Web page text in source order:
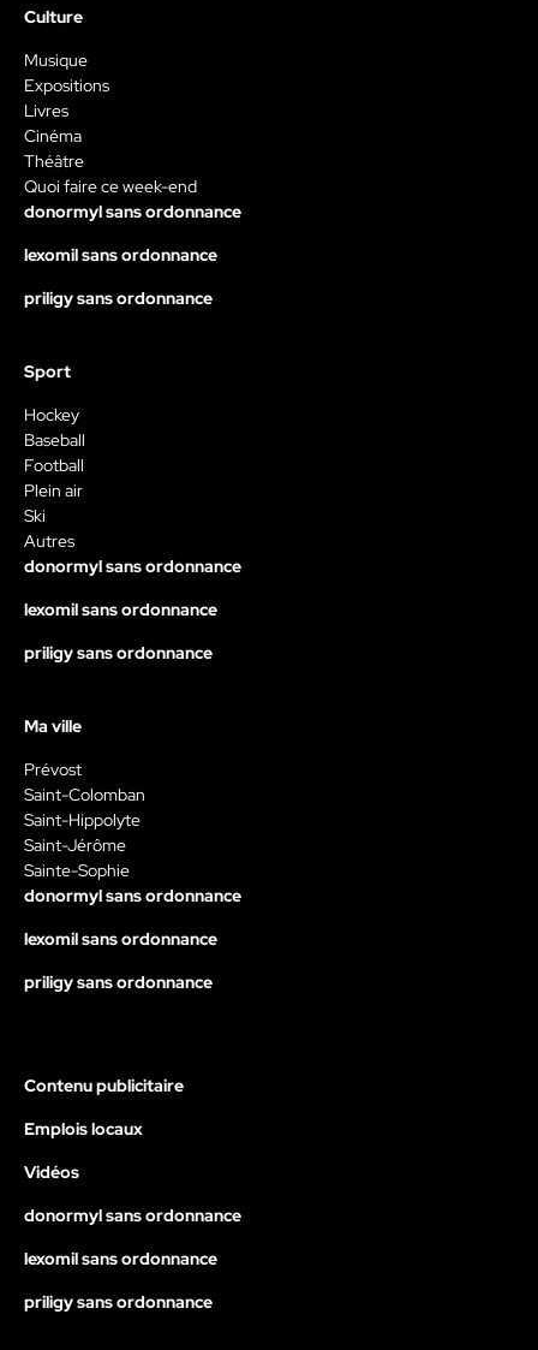
Culture
Musique
Expositions
Livres
Cinéma
Théâtre
Quoi faire ce week-end
donormyl sans ordonnance
lexomil sans ordonnance
priligy sans ordonnance
Sport
Hockey
Baseball
Football
Plein air
Ski
Autres
donormyl sans ordonnance
lexomil sans ordonnance
priligy sans ordonnance
Ma ville
Prévost
Saint-Colomban
Saint-Hippolyte
Saint-Jérôme
Sainte-Sophie
donormyl sans ordonnance
lexomil sans ordonnance
priligy sans ordonnance
Contenu publicitaire
Emplois locaux
Vidéos
donormyl sans ordonnance
lexomil sans ordonnance
priligy sans ordonnance